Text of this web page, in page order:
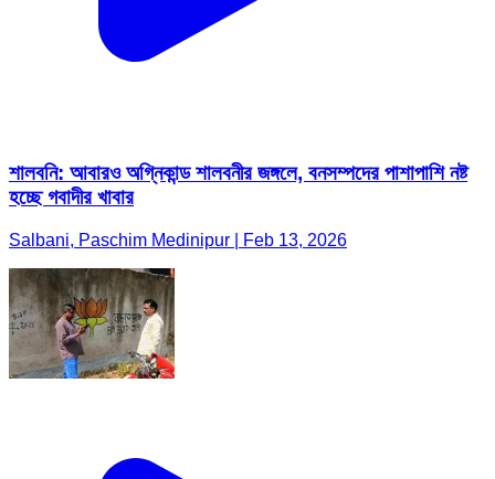
শালবনি: আবারও অগ্নিকান্ড শালবনীর জঙ্গলে, বনসম্পদের পাশাপাশি নষ্ট
হচ্ছে গবাদীর খাবার
Salbani, Paschim Medinipur | Feb 13, 2026